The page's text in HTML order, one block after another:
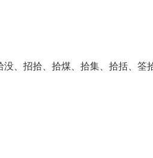
、招拾、拾煤、拾集、拾括、筌拾